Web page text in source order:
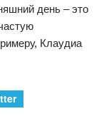
день – это
Клаудиа